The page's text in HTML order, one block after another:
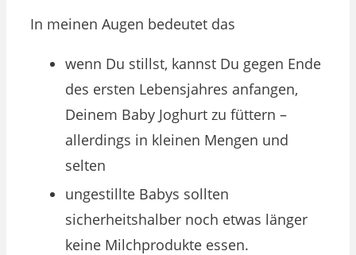
In meinen Augen bedeutet das
wenn Du stillst, kannst Du gegen Ende
des ersten Lebensjahres anfangen,
Deinem Baby Joghurt zu füttern –
allerdings in kleinen Mengen und
selten
ungestillte Babys sollten
sicherheitshalber noch etwas länger
keine Milchprodukte essen.